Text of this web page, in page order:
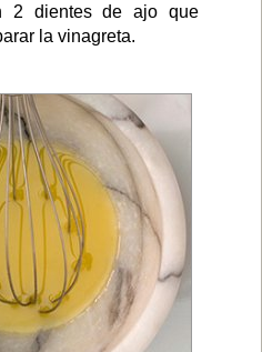
2 dientes de ajo que
la vinagreta.